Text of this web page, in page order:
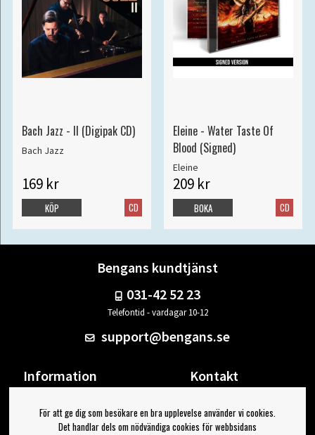
Bach Jazz - II (Digipak CD)
Bach Jazz
169 kr
CD
KÖP
Eleine - Water Taste Of
Blood (Signed)
Eleine
209 kr
CD
BOKA
Bengans kundtjänst
031-42 52 23
Telefontid - vardagar 10-12
support@bengans.se
Information
Om Bengans
FAQ / Köp- & Leveransvillkor
Kontakt
Din sida
Logga ut
För att ge dig som besökare en bra upplevelse använder vi cookies.
Det handlar dels om nödvändiga cookies för webbsidans